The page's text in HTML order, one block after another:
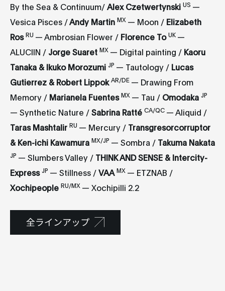
By the Sea & Continuum/AlexCzetwertynski US —
Vesica Pisces /Andy Martin MX — Moon / Elizabeth
Ros RU — Ambrosian Flower / Florence To UK —
ALUCIIN / Jorge Suaret MX — Digital painting / Kaoru
Tanaka & Ikuko Morozumi JP — Tautology / Lucas
Gutierrez & Robert Lippok AR/DE — Drawing From
Memory / Marianela Fuentes MX — Tau / Omodaka JP
— Synthetic Nature /Sabrina Ratté CA/QC — Aliquid /
Taras Mashtalir RU — Mercury / Transgresorcorruptor
& Ken-ichi Kawamura MX/JP — Sombra / Takuma Nakata
JP — Slumbers Valley / THINK AND SENSE & Intercity-
Express JP — Stillness /VAA MX — ETZNAB /
Xochipeople RU/MX — Xochipilli 2.2
全ラインアップ